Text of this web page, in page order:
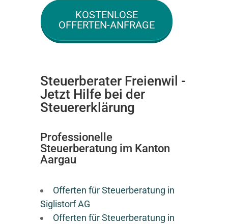
KOSTENLOSE
OFFERTEN-ANFRAGE
Steuerberater Freienwil -
Jetzt Hilfe bei der
Steuererklärung
Professionelle
Steuerberatung im Kanton
Aargau
Offerten für Steuerberatung in
Siglistorf AG
Offerten für Steuerberatung in